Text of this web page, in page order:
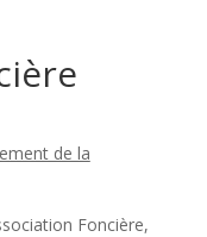
de la
Foncière,